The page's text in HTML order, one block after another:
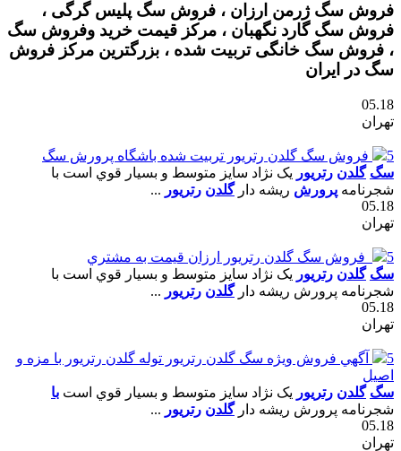
فروش سگ ژرمن ارزان ، فروش سگ پلیس گرگی ،
فروش سگ گارد نگهبان ، مرکز قیمت خرید وفروش سگ
، فروش سگ خانگی تربیت شده ، بزرگترین مرکز فروش
سگ در ایران
05.18
تهران
5
فروش سگ گلدن رتريور تربيت شده باشگاه پرورش سگ
سگ گلدن رتريور يک نژاد سايز متوسط و بسيار قوي است با
شجرنامه پرورش ريشه دارگلدن رتريور ...
05.18
تهران
5
فروش سگ گلدن رتريور ارزان قيمت به مشتري
سگ گلدن رتريور يک نژاد سايز متوسط و بسيار قوي است با
شجرنامه پرورش ريشه دارگلدن رتريور ...
05.18
تهران
5
آگهي فروش ويژه سگ گلدن رتريور توله گلدن رتريور با مزه و
اصيل
سگ گلدن رتريور يک نژاد سايز متوسط و بسيار قوي است با
شجرنامه پرورش ريشه دارگلدن رتريور ...
05.18
تهران